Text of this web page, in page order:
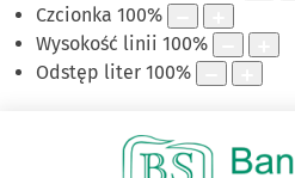
Czcionka 100%
Wysokość linii 100%
Odstęp liter 100%